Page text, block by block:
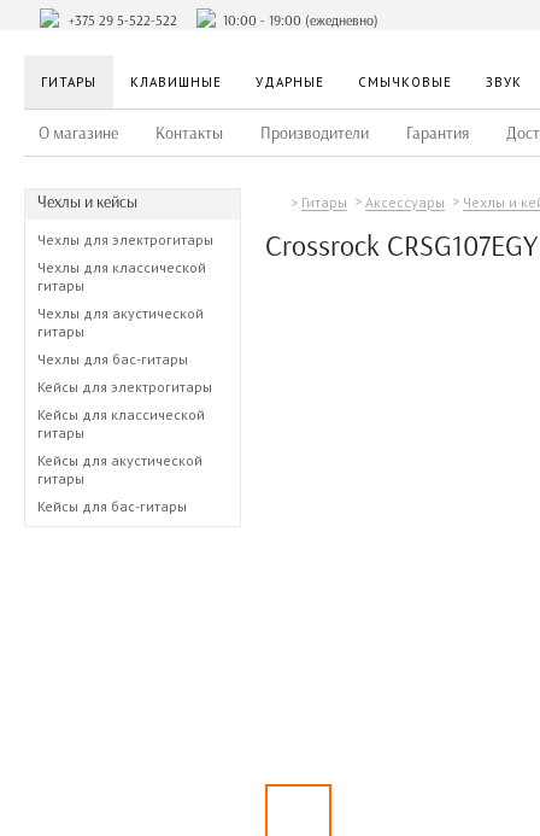
+375 29 5-522-522 10:00 - 19:00 (ежедневно)
ГИТАРЫ КЛАВИШНЫЕ УДАРНЫЕ СМЫЧКОВЫЕ ЗВУК
О магазине Контакты Производители Гарантия
Чехлы и кейсы
Чехлы для электрогитары
Чехлы для классической
гитары
Чехлы для акустической
гитары
Чехлы для бас-гитары
Кейсы для электрогитары
Кейсы для классической
гитары
Кейсы для акустической
гитары
Кейсы для бас-гитары
Гитары Аксессуары Чехлы и
Crossrock CRSG107EGY